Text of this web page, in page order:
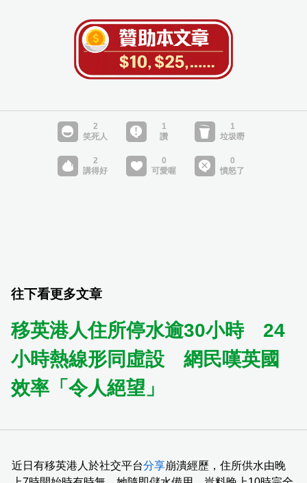
往下看更多文章
移英港人住所停水逾30小時 24
小時熱線形同虛設 網民嘆英國
效率「令人絕望」
近日有移英港人於社交平台分享崩潰經歷，住所供水由晚